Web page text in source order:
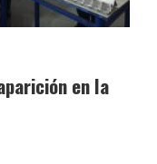
en la